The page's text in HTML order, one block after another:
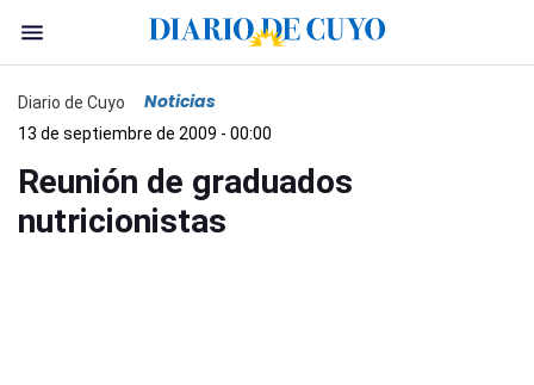
Diario de Cuyo Noticias
13 de septiembre de 2009 - 00:00
Reunión de graduados
nutricionistas